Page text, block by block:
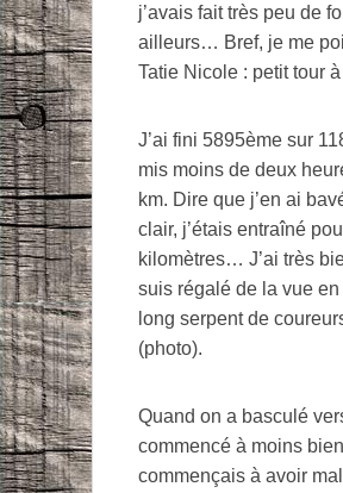
j’avais fait très peu de
ailleurs… Bref, je me
Tatie Nicole : petit tour
J’ai fini 5895ème sur
mis moins de deux
km. Dire que j’en ai
clair, j’étais entraîné
kilomètres… J’ai très
suis régalé de la vue
long serpent de
(photo).
Quand on a basculé
commencé à moins
commençais à avoir